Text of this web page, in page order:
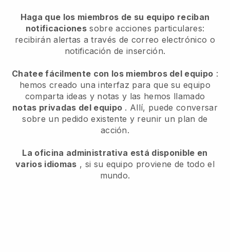
Haga que los miembros de su equipo reciban
notificaciones sobre acciones particulares:
recibirán alertas a través de correo electrónico o
notificación de inserción.
Chatee fácilmente con los miembros del equipo :
hemos creado una interfaz para que su equipo
comparta ideas y notas y las hemos llamado
notas privadas del equipo . Allí, puede conversar
sobre un pedido existente y reunir un plan de
acción.
La oficina administrativa está disponible en
varios idiomas , si su equipo proviene de todo el
mundo.